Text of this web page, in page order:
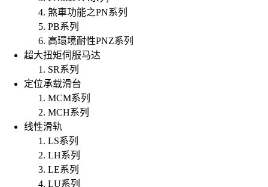
煞車功能之PN系列
PB系列
高環境耐性PNZ系列
超大扭矩伺服马达
SR系列
定位承载滑台
MCM系列
MCH系列
线性滑轨
LS系列
LH系列
LE系列
LU系列